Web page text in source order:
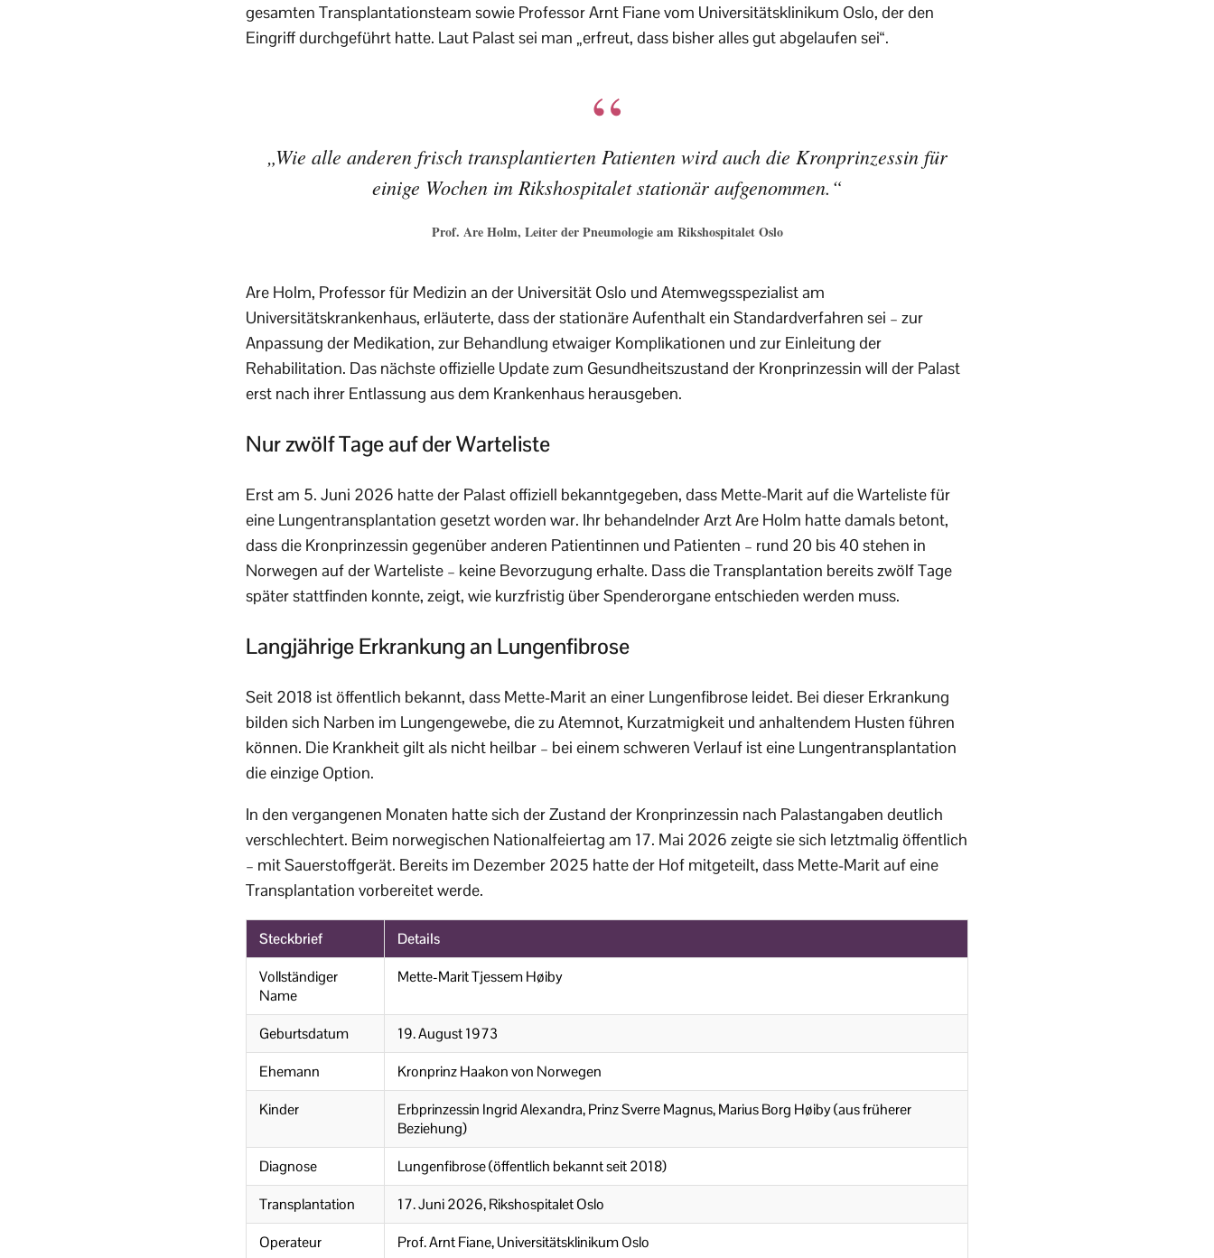
gesamten Transplantationsteam sowie Professor Arnt Fiane vom Universitätsklinikum Oslo, der den
Eingriff durchgeführt hatte. Laut Palast sei man „erfreut, dass bisher alles gut abgelaufen sei“.
„Wie alle anderen frisch transplantierten Patienten wird auch die Kronprinzessin für
einige Wochen im Rikshospitalet stationär aufgenommen.“
Prof. Are Holm, Leiter der Pneumologie am Rikshospitalet Oslo
Are Holm, Professor für Medizin an der Universität Oslo und Atemwegsspezialist am
Universitätskrankenhaus, erläuterte, dass der stationäre Aufenthalt ein Standardverfahren sei – zur
Anpassung der Medikation, zur Behandlung etwaiger Komplikationen und zur Einleitung der
Rehabilitation. Das nächste offizielle Update zum Gesundheitszustand der Kronprinzessin will der Palast
erst nach ihrer Entlassung aus dem Krankenhaus herausgeben.
Nur zwölf Tage auf der Warteliste
Erst am 5. Juni 2026 hatte der Palast offiziell bekanntgegeben, dass Mette-Marit auf die Warteliste für
eine Lungentransplantation gesetzt worden war. Ihr behandelnder Arzt Are Holm hatte damals betont,
dass die Kronprinzessin gegenüber anderen Patientinnen und Patienten – rund 20 bis 40 stehen in
Norwegen auf der Warteliste – keine Bevorzugung erhalte. Dass die Transplantation bereits zwölf Tage
später stattfinden konnte, zeigt, wie kurzfristig über Spenderorgane entschieden werden muss.
Langjährige Erkrankung an Lungenfibrose
Seit 2018 ist öffentlich bekannt, dass Mette-Marit an einer Lungenfibrose leidet. Bei dieser Erkrankung
bilden sich Narben im Lungengewebe, die zu Atemnot, Kurzatmigkeit und anhaltendem Husten führen
können. Die Krankheit gilt als nicht heilbar – bei einem schweren Verlauf ist eine Lungentransplantation
die einzige Option.
In den vergangenen Monaten hatte sich der Zustand der Kronprinzessin nach Palastangaben deutlich
verschlechtert. Beim norwegischen Nationalfeiertag am 17. Mai 2026 zeigte sie sich letztmalig öffentlich
– mit Sauerstoffgerät. Bereits im Dezember 2025 hatte der Hof mitgeteilt, dass Mette-Marit auf eine
Transplantation vorbereitet werde.
Steckbrief
Details
Vollständiger
Name
Mette-Marit Tjessem Høiby
Geburtsdatum
19. August 1973
Ehemann
Kronprinz Haakon von Norwegen
Kinder
Erbprinzessin Ingrid Alexandra, Prinz Sverre Magnus, Marius Borg Høiby (aus früherer
Beziehung)
Diagnose
Lungenfibrose (öffentlich bekannt seit 2018)
Transplantation
17. Juni 2026, Rikshospitalet Oslo
Operateur
Prof. Arnt Fiane, Universitätsklinikum Oslo